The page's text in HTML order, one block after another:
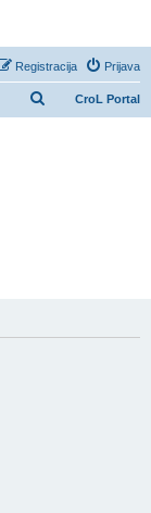
Prijava
Registracija
CroL Portal